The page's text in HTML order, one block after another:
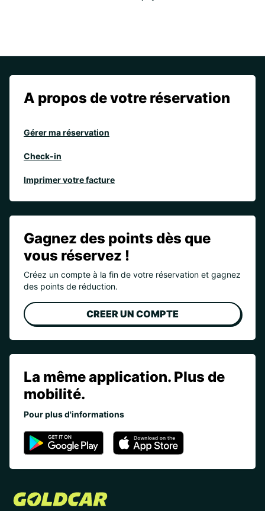
A propos de votre réservation
Gérer ma réservation
Check-in
Imprimer votre facture
Gagnez des points dès que
vous réservez !
Créez un compte à la fin de votre réservation et gagnez
des points de réduction.
CREER UN COMPTE
La même application. Plus de
mobilité.
Pour plus d'informations